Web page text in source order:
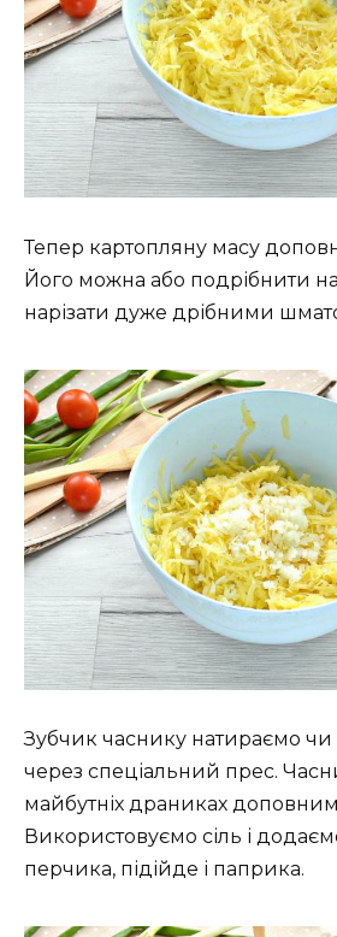
Тепер картопляну масу
Його можна або подрібнити на
нарізати дуже дрібними
Зубчик часнику натираємо
через спеціальний прес.
майбутніх драниках
Використовуємо сіль і
перчика, підійде і паприка.